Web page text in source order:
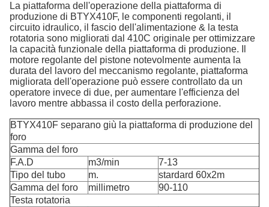
La piattaforma dell'operazione della piattaforma di
produzione di BTYX410F, le componenti regolanti, il
circuito idraulico, il fascio dell'alimentazione & la testa
rotatoria sono migliorati dal 410C originale per ottimizzare
la capacità funzionale della piattaforma di produzione. Il
motore regolante del pistone notevolmente aumenta la
durata del lavoro del meccanismo regolante, piattaforma
migliorata dell'operazione può essere controllato da un
operatore invece di due, per aumentare l'efficienza del
lavoro mentre abbassa il costo della perforazione.
BTYX410F separano giù la piattaforma di produzione del
foro
Gamma del foro
F.A.D
m3/min
7-13
Tipo del tubo
m.
stardard 60x2m
Gamma del foro
millimetro
90-110
Testa rotatoria